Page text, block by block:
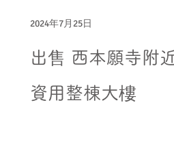
2024年7月25日
出售 西本願寺附
資用整棟大樓